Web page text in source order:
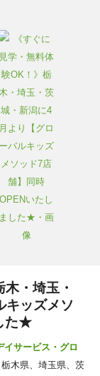
・埼玉・
キッズメソ
た★
イサービス・グロ
木県、埼玉県、茨